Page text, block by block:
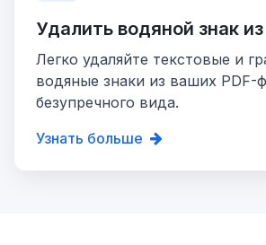
Удалить водяной знак из
Легко удаляйте текстовые и
водяные знаки из ваших PDF-
безупречного вида.
Узнать больше